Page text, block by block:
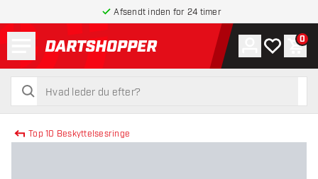
Afsendt inden for 24 timer
tilbage til forsiden
søg
søg
Konto
Min 0
Top 10 Beskyttelsesringe